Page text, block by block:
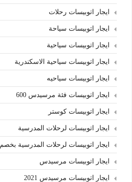
ايجار اتوبيسات رحلات
ايجار اتوبيسات سياحة
ايجار اتوبيسات سياحية
ايجار اتوبيسات سياحية الاسكندرية
ايجار اتوبيسات سياحيه
ايجار اتوبيسات فئة مرسيدس 600
ايجار اتوبيسات كوستر
ايجار اتوبيسات لرحلات المدرسية
ايجار اتوبيسات لرحلات المدرسية بخصم 5% للقطاع الحكومي
ايجار اتوبيسات مرسيدس
ايجار اتوبيسات مرسيدس 2021